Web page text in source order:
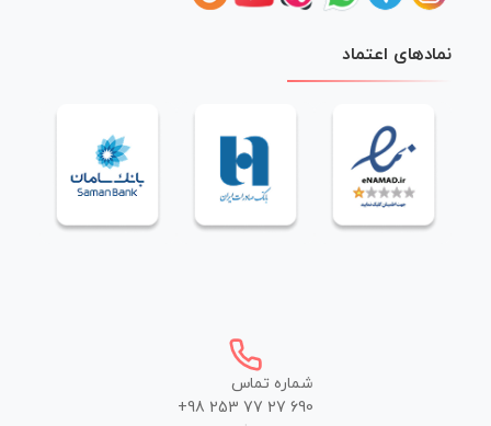
نمادهای اعتماد
شماره تماس
+98 253 77 27 690